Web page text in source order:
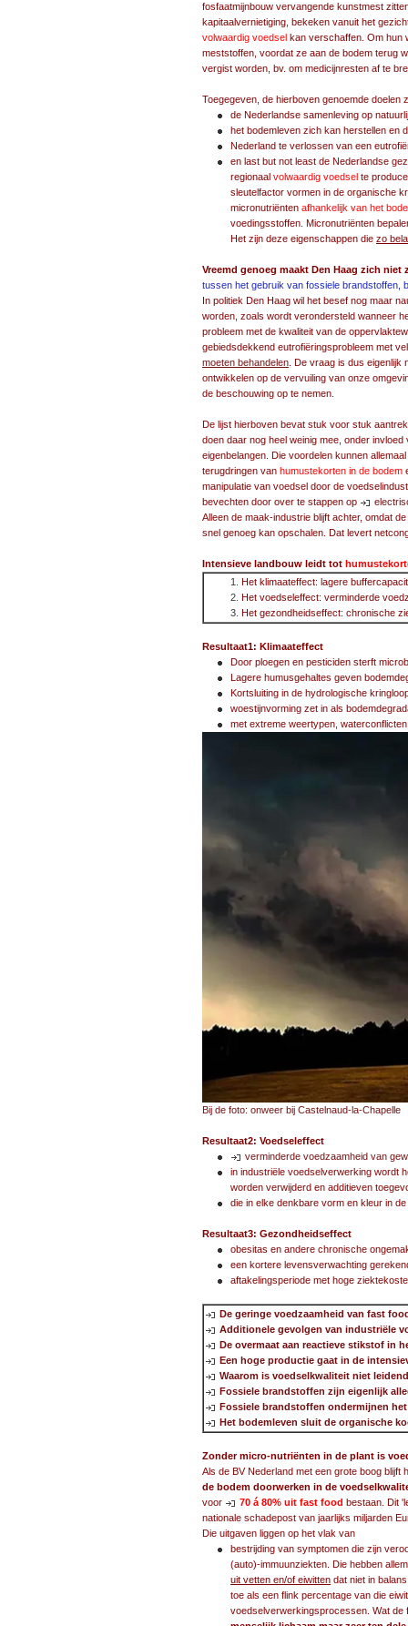
fosfaatmijnbouw vervangende kunstmest
kapitaalvernietiging, bekeken vanuit het
volwaardig voedsel kan verschaffen. Om hun
meststoffen, voordat ze aan de bodem terug
vergist worden, bv. om medicijnresten af te
Toegegeven, de hierboven genoemde doelen
de Nederlandse samenleving op
het bodemleven zich kan herstellen en
Nederland te verlossen van een
en last but not least de Nederlandse
regionaal volwaardig voedsel te
sleutelfactor vormen in de organische
micronutriënten afhankelijk van het
voedingsstoffen. Micronutriënten
Het zijn deze eigenschappen die zo
Vreemd genoeg maakt Den Haag zich niet
tussen het gebruik van fossiele brandstoffen,
In politiek Den Haag wil het besef nog maar
worden, zoals wordt verondersteld wanneer
probleem met de kwaliteit van de
gebiedsdekkend eutrofiëringsprobleem met
moeten behandelen . De vraag is dus eigenlijk
ontwikkelen op de vervuiling van onze
de beschouwing op te nemen.
De lijst hierboven bevat stuk voor stuk
doen daar nog heel weinig mee, onder
eigenbelangen. Die voordelen kunnen
terugdringen van humustekorten in de bodem
manipulatie van voedsel door de
bevechten door over te stappen op
Alleen de maak-industrie blijft achter, omdat
snel genoeg kan opschalen. Dat levert
Intensieve landbouw leidt tot
Het klimaateffect: lagere
Het voedseleffect: verminderde
Het gezondheidseffect: chronische
Resultaat1: Klimaateffect
Door ploegen en pesticiden sterft
Lagere humusgehaltes geven
Kortsluiting in de hydrologische
woestijnvorming zet in als
met extreme weertypen,
Bij de foto: onweer bij Castelnaud-la-Chapelle
Resultaat2: Voedseleffect
verminderde voedzaamheid van
in industriële voedselverwerking wordt
worden verwijderd en additieven
die in elke denkbare vorm en kleur in
Resultaat3: Gezondheidseffect
obesitas en andere chronische
een kortere levensverwachting
aftakelingsperiode met hoge
De geringe voedzaamheid van fast
Additionele gevolgen van industriële
De overmaat aan reactieve stikstof in
Een hoge productie gaat in de
Waarom is voedselkwaliteit niet
Fossiele brandstoffen zijn eigenlijk
Fossiele brandstoffen ondermijnen
Het bodemleven sluit de organische
Zonder micro-nutriënten in de plant is
Als de BV Nederland met een grote boog
de bodem doorwerken in de
voor
70 á 80% uit fast food bestaan. Dit
nationale schadepost van jaarlijks miljarden
Die uitgaven liggen op het vlak van
bestrijding van symptomen die zijn
(auto)-immuunziekten. Die hebben
uit vetten en/of eiwitten dat niet in
toe als een flink percentage van die
voedselverwerkingsprocessen. Wat de